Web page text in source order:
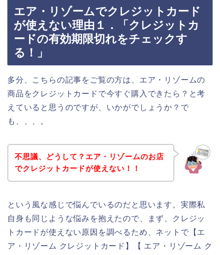
エア・リゾームでクレジットカード
が使えない理由１．「クレジットカ
ードの有効期限切れをチェックす
る！」
多分、こちらの記事をご覧の方は、エア・リゾームの
商品をクレジットカードで今すぐ購入できたら？と考
えていると思うのですが、いかがでしょうか？で
も、、、。
不思議、どうして？エア・リゾームのお店
でクレジットカードが使えない！！
という風な感じで悩んでいるのだと思います。実際私
自身も同じような悩みを抱えたので、まず、クレジッ
トカードが使えない原因を調べるため、ネットで【エ
ア・リゾーム クレジットカード】【 エア・リゾーム ク